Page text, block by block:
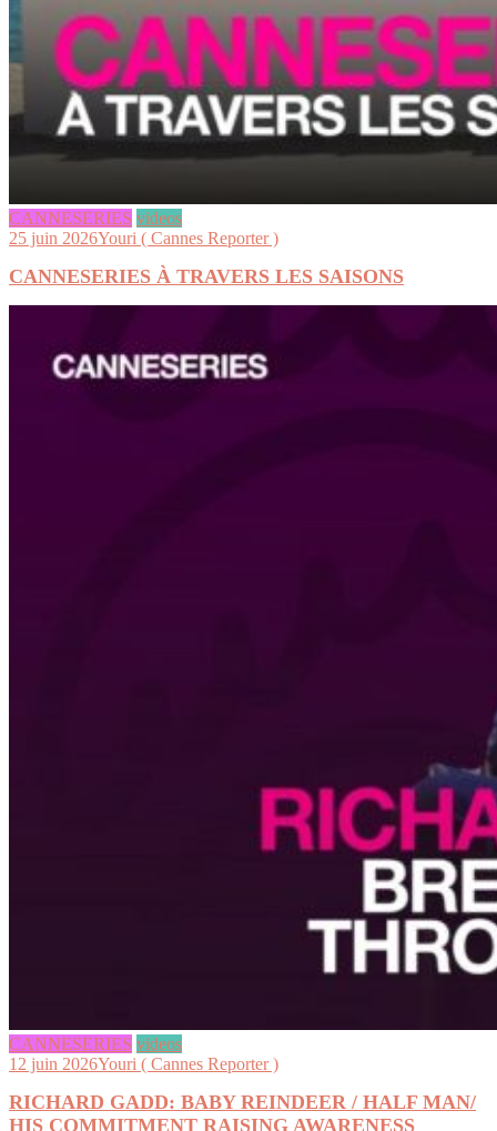
CANNESERIES videos
25 juin 2026Youri ( Cannes Reporter )
CANNESERIES À TRAVERS LES SAISONS
CANNESERIES videos
12 juin 2026Youri ( Cannes Reporter )
RICHARD GADD: BABY REINDEER / HALF MAN/
HIS COMMITMENT RAISING AWARENESS